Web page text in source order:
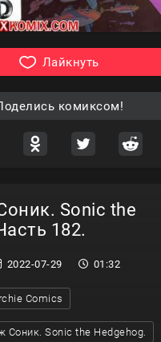
Лайкнуть
комиксом!
Sonic the
182.
2022-07-29 01:32
Comics
Соник. Sonic the Hedgehog.